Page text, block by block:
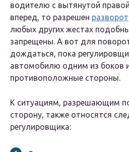
водителю с вытянутой
вперед, то разрешен разворот
любых других жестах
запрещены. А вот для
дождаться, пока
автомобилю одним из боков
противоположные стороны.
К ситуациям, разрешающим
сторону, также относятся
регулировщика: